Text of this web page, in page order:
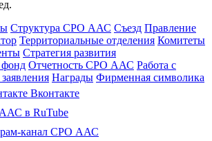
Структура СРО ААС Съезд Правление
Территориальные отделения Комитеты
Стратегия развития
Отчетность СРО ААС Работа с
Награды Фирменная символика
Вконтакте
в RuTube
канал СРО ААС